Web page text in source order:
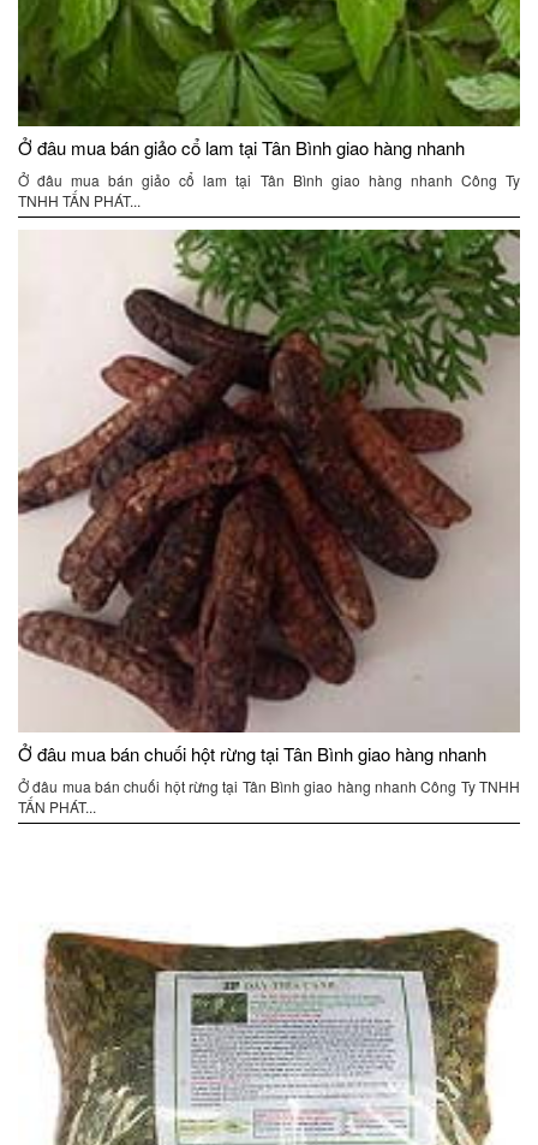
Ở đâu mua bán giảo cổ lam tại Tân Bình giao hàng nhanh
Ở đâu mua bán giảo cổ lam tại Tân Bình giao hàng nhanh Công Ty
TNHH TẤN PHÁT...
Ở đâu mua bán chuối hột rừng tại Tân Bình giao hàng nhanh
Ở đâu mua bán chuối hột rừng tại Tân Bình giao hàng nhanh Công Ty TNHH
TẤN PHÁT...